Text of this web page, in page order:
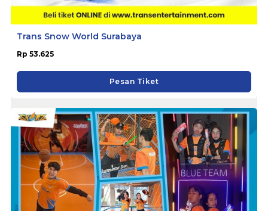
Trans Snow World Surabaya
Rp 53.625
Pesan Tiket